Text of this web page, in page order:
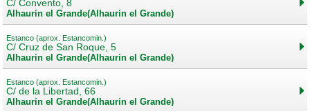
C/ Convento, 8
Alhaurín el Grande(Alhaurín el Grande)
Estanco (aprox. Estancomin.)
C/ Cruz de San Roque, 5
Alhaurín el Grande(Alhaurín el Grande)
Estanco (aprox. Estancomin.)
C/ de la Libertad, 66
Alhaurín el Grande(Alhaurín el Grande)